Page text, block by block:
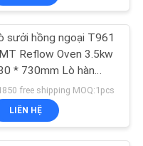
xuất
37
sưởi hồng ngoại T961
Reflow Oven 3.5kw
* 730mm Lò hàn
T-961
free shipping MOQ:1pcs
LIÊN HỆ